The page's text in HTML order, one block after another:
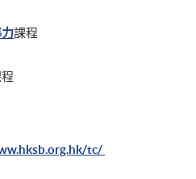
課程
tc/